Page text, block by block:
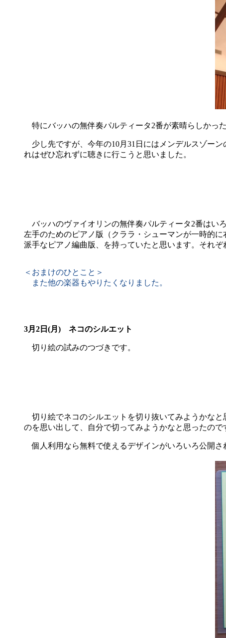
特にバッハの無伴奏パルティータ2番が素晴らしかっ
少し先ですが、今年の10月31日にはメンデルスゾー
れはぜひ忘れずに聴きに行こうと思いました。
バッハのヴァイオリンの無伴奏パルティータ2番はい
左手のためのピアノ版（クララ・シューマンが一時的
派手なピアノ編曲版、を持っていたと思います。それ
＜おまけのひとこと＞
また他の楽器もやりたくなりました。
3月2日(月) ネコのシルエット
切り絵の試みのつづきです。
切り絵でネコのシルエットを切り抜いてみようかな
のを思い出して、自分で切ってみようかなと思ったので
個人利用なら無料で使えるデザインがいろいろ公開さ